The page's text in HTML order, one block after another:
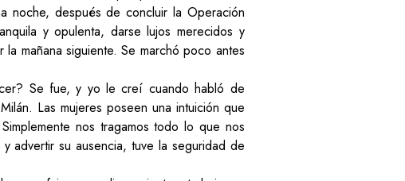
noche, después de concluir la Operación
y opulenta, darse lujos merecidos y
mañana siguiente. Se marchó poco antes
Se fue, y yo le creí cuando habló de
Las mujeres poseen una intuición que
nos tragamos todo lo que nos
advertir su ausencia, tuve la seguridad de